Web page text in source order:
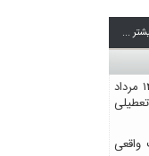
...
قیمت طلا، سکه و دلار امروز چهارشنبه ۱۴ مرداد
واقعی